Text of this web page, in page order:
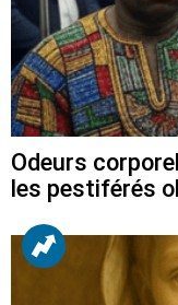
Odeurs
les pestiférés